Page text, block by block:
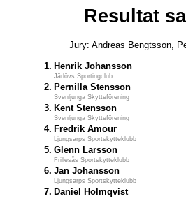
Resultat
Jury: Andreas Bengtsson,
1. Henrik Johansson
Järlövs Sportingclub
2. Pernilla Stensson
Svenljunga Skytteförening
3. Kent Stensson
Svenljunga Skytteförening
4. Fredrik Amour
Ljungsarps Sportskytteklubb
5. Glenn Larsson
Frillesås Sportskytteklubb
6. Jan Johansson
Ljungsarps Sportskytteklubb
7. Daniel Holmqvist